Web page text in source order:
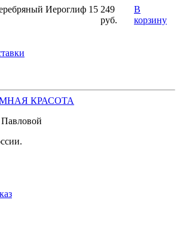
Иероглиф 15 249
руб.
В
корзину